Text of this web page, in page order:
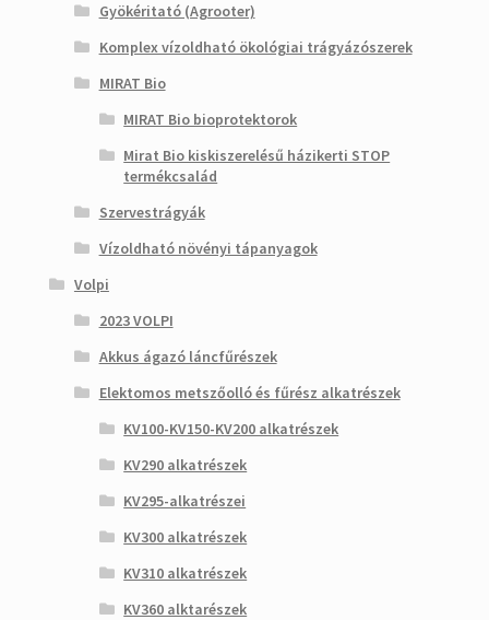
Gyökéritató (Agrooter)
Komplex vízoldható ökológiai trágyázószerek
MIRAT Bio
MIRAT Bio bioprotektorok
Mirat Bio kiskiszerelésű házikerti STOP
termékcsalád
Szervestrágyák
Vízoldható növényi tápanyagok
Volpi
2023 VOLPI
Akkus ágazó láncfűrészek
Elektomos metszőolló és fűrész alkatrészek
KV100-KV150-KV200 alkatrészek
KV290 alkatrészek
KV295-alkatrészei
KV300 alkatrészek
KV310 alkatrészek
KV360 alktarészek